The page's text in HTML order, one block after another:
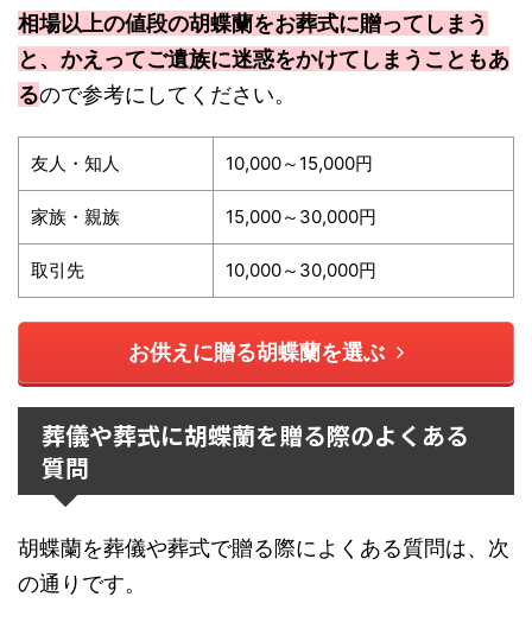
相場以上の値段の胡蝶蘭をお葬式に贈ってしまう
と、かえってご遺族に迷惑をかけてしまうこともあ
るので参考にしてください。
友人・知人 10,000～ 15,000円
家族・親族 15,000～ 30,000円
取引先 10,000～ 30,000円
お供えに贈る胡蝶蘭を選ぶ
葬儀や葬式に胡蝶蘭を贈る際のよくある
質問
胡蝶蘭を葬儀や葬式で贈る際によくある質問は、次
の通りです。